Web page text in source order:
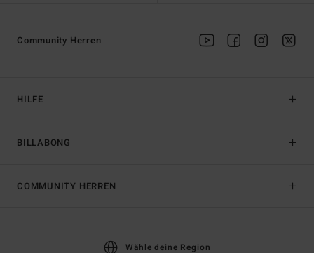
HILFE
BILLABONG
Community Herren
COMMUNITY HERREN
Wähle deine Region